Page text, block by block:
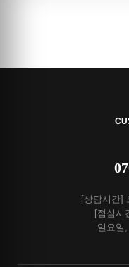
[상담시간]
[점심시
일요일